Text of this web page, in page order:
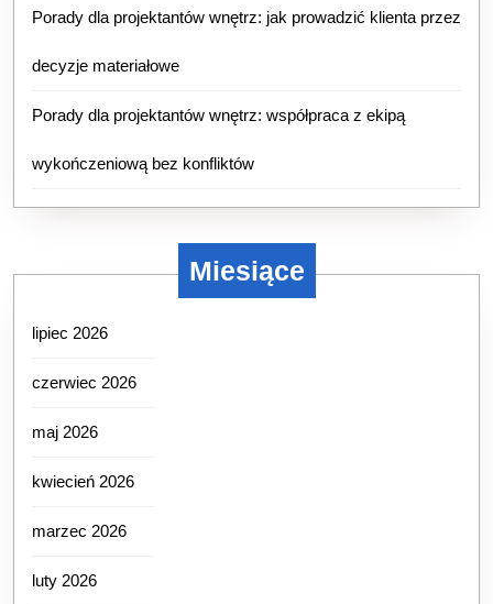
Porady dla projektantów wnętrz: jak prowadzić klienta przez
decyzje materiałowe
Porady dla projektantów wnętrz: współpraca z ekipą
wykończeniową bez konfliktów
Miesiące
lipiec 2026
czerwiec 2026
maj 2026
kwiecień 2026
marzec 2026
luty 2026